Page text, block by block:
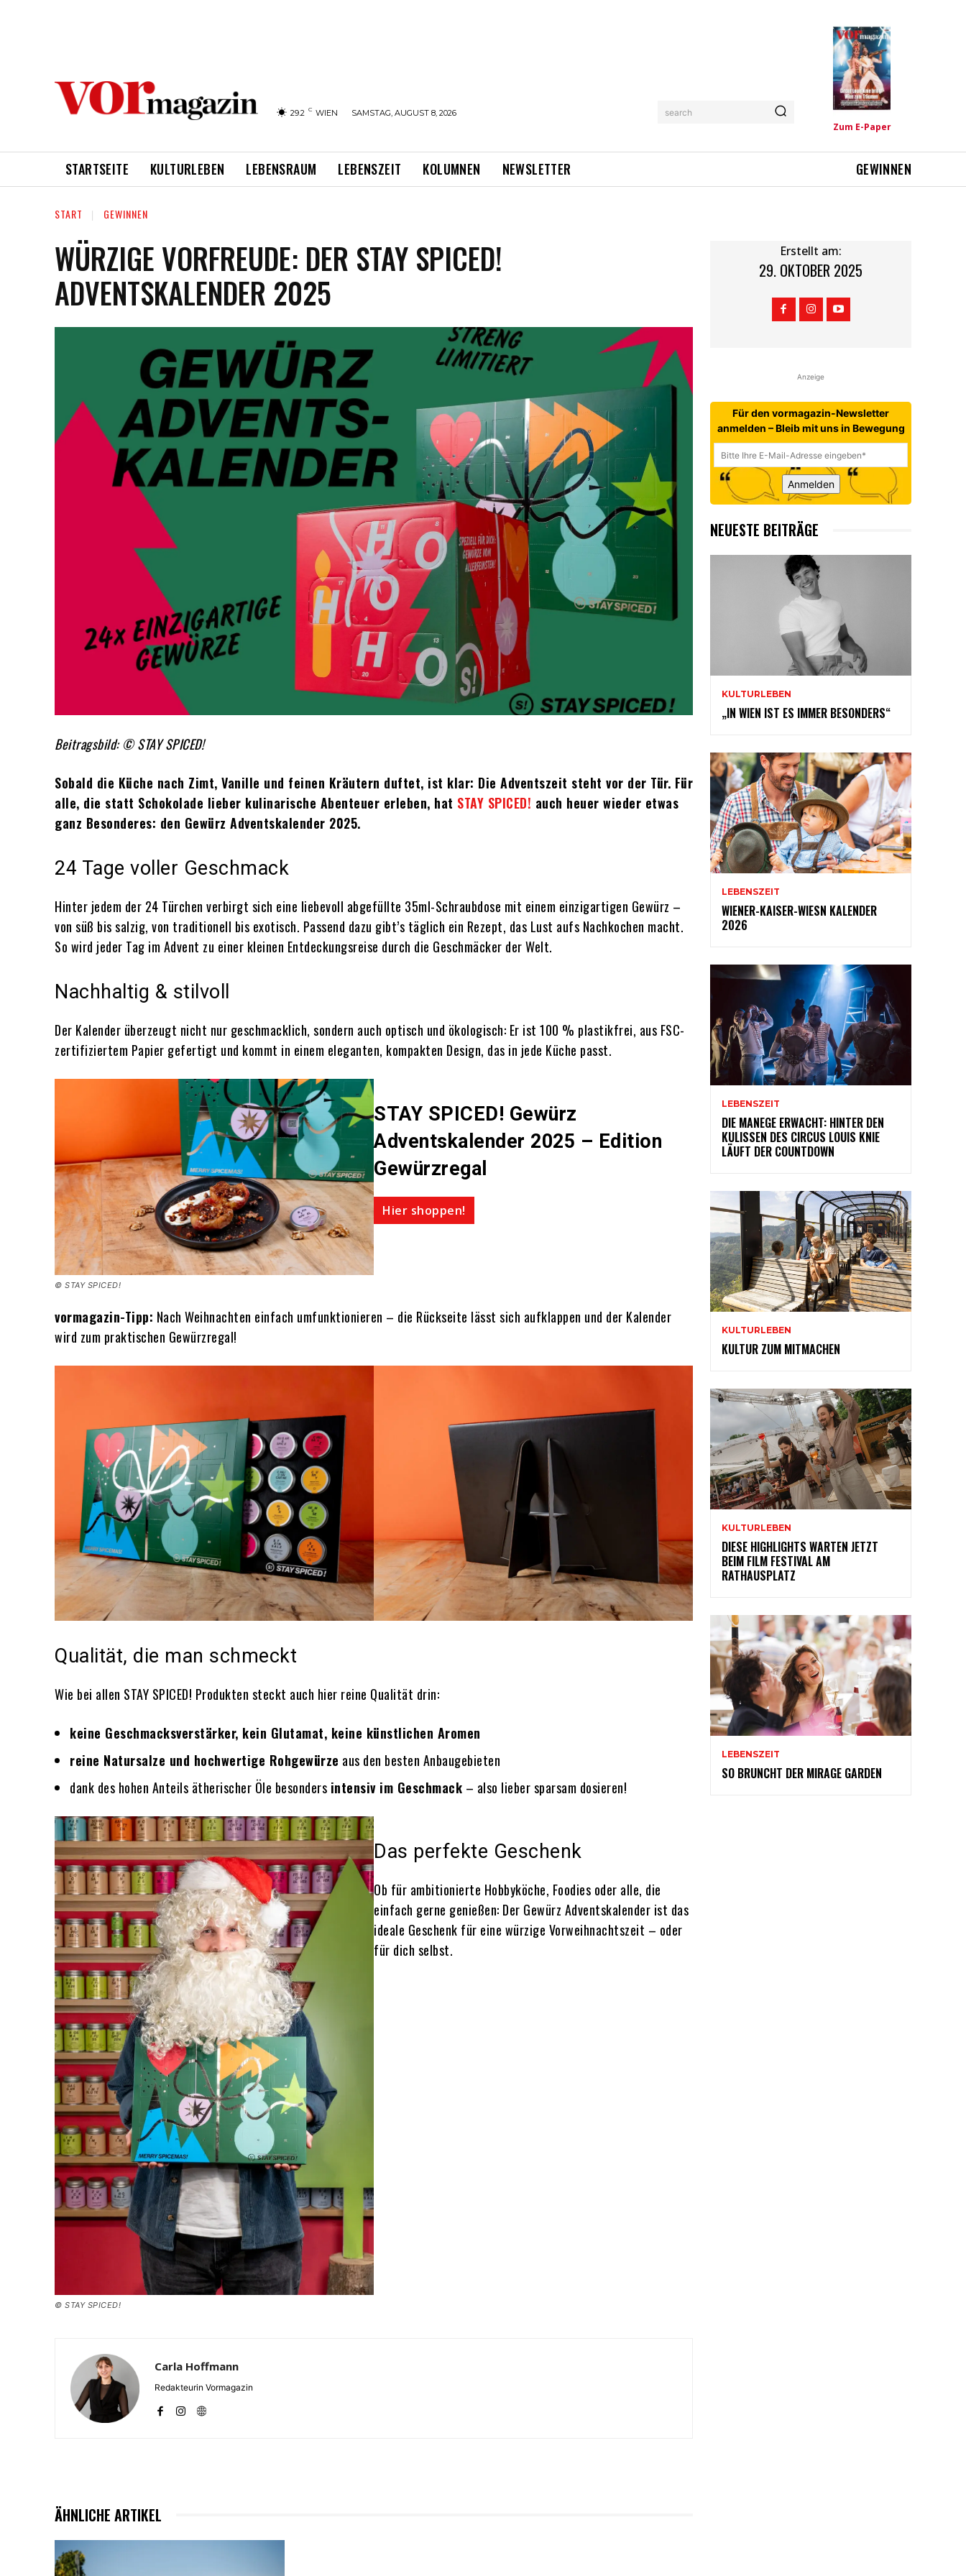
29.2 C WIEN SAMSTAG, AUGUST 8, 2026 search
Zum E-Paper
STARTSEITE KULTURLEBEN LEBENSRAUM LEBENSZEIT KOLUMNEN NEWSLETTER GEWINNEN
START GEWINNEN
WÜRZIGE VORFREUDE: DER STAY SPICED!
ADVENTSKALENDER 2025
Beitragsbild: © STAY SPICED!
Sobald die Küche nach Zimt, Vanille und feinen Kräutern duftet, ist klar: Die Adventszeit steht vor der Tür. Für
alle, die statt Schokolade lieber kulinarische Abenteuer erleben, hat STAY SPICED! auch heuer wieder etwas
ganz Besonderes: den Gewürz Adventskalender 2025.
24 Tage voller Geschmack
Hinter jedem der 24 Türchen verbirgt sich eine liebevoll abgefüllte 35ml-Schraubdose mit einem einzigartigen Gewürz –
von süß bis salzig, von traditionell bis exotisch. Passend dazu gibt’s täglich ein Rezept, das Lust aufs Nachkochen macht.
So wird jeder Tag im Advent zu einer kleinen Entdeckungsreise durch die Geschmäcker der Welt.
Nachhaltig & stilvoll
Der Kalender überzeugt nicht nur geschmacklich, sondern auch optisch und ökologisch: Er ist 100 % plastikfrei, aus FSC-
zertifiziertem Papier gefertigt und kommt in einem eleganten, kompakten Design, das in jede Küche passt.
© STAY SPICED!
STAY SPICED! Gewürz
Adventskalender 2025 – Edition
Gewürzregal
Hier shoppen!
vormagazin-Tipp: Nach Weihnachten einfach umfunktionieren – die Rückseite lässt sich aufklappen und der Kalender
wird zum praktischen Gewürzregal!
Qualität, die man schmeckt
Wie bei allen STAY SPICED! Produkten steckt auch hier reine Qualität drin:
keine Geschmacksverstärker, kein Glutamat, keine künstlichen Aromen
reine Natursalze und hochwertige Rohgewürze aus den besten Anbaugebieten
dank des hohen Anteils ätherischer Öle besonders intensiv im Geschmack – also lieber sparsam dosieren!
© STAY SPICED!
Das perfekte Geschenk
Ob für ambitionierte Hobbyköche, Foodies oder alle, die
einfach gerne genießen: Der Gewürz Adventskalender ist das
ideale Geschenk für eine würzige Vorweihnachtszeit – oder
für dich selbst.
Carla Hoffmann
Redakteurin Vormagazin
ÄHNLICHE ARTIKEL
Erstellt am:
29. OKTOBER 2025
Anzeige
Für den vormagazin-Newsletter
anmelden – Bleib mit uns in Bewegung
Anmelden
NEUESTE BEITRÄGE
KULTURLEBEN
„IN WIEN IST ES IMMER BESONDERS“
LEBENSZEIT
WIENER-KAISER-WIESN KALENDER
2026
LEBENSZEIT
DIE MANEGE ERWACHT: HINTER DEN
KULISSEN DES CIRCUS LOUIS KNIE
LÄUFT DER COUNTDOWN
KULTURLEBEN
KULTUR ZUM MITMACHEN
KULTURLEBEN
DIESE HIGHLIGHTS WARTEN JETZT
BEIM FILM FESTIVAL AM
RATHAUSPLATZ
LEBENSZEIT
SO BRUNCHT DER MIRAGE GARDEN